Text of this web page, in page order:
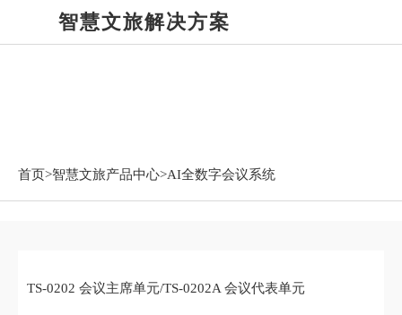
智慧文旅解决方案
首页>智慧文旅产品中心>AI全数字会议系统
TS-0202 会议主席单元/TS-0202A 会议代表单元